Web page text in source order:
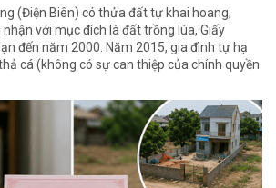
(Điện Biên) có thửa đất tự khai hoang,
với mục đích là đất trồng lúa, Giấy
đến năm 2000. Năm 2015, gia đình tự hạ
cá (không có sự can thiệp của chính quyền